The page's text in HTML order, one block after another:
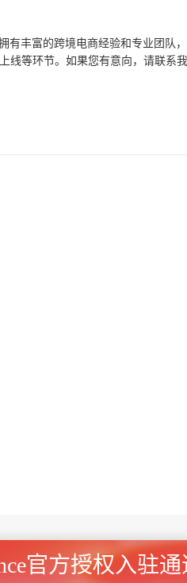
有丰富的跨境电商经验和专业团队
线等环节。如果您有意向，请联系
官方授权入驻通